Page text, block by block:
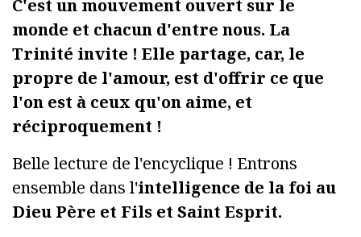
C'est un mouvement ouvert sur le
monde et chacun d'entre nous. La
Trinité invite ! Elle partage, car, le
propre de l'amour, est d'offrir ce que
l'on est à ceux qu'on aime, et
réciproquement !
Belle lecture de l'encyclique ! Entrons
ensemble dans l'intelligence de la foi au
Dieu Père et Fils et Saint Esprit.